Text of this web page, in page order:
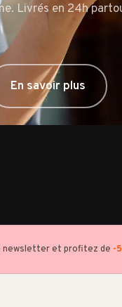
En savoir plus
Livrés en 24h
En savoir plus
newsletter et profitez de -